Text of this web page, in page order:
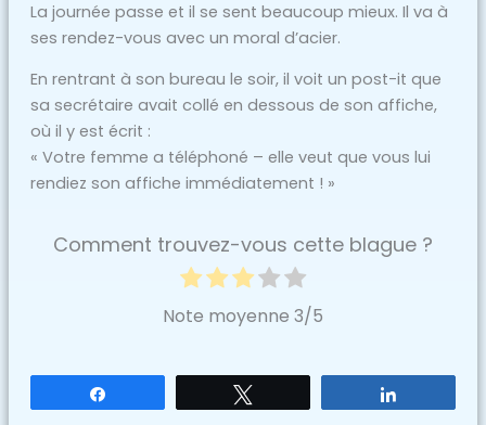
La journée passe et il se sent beaucoup mieux. Il va à
ses rendez-vous avec un moral d’acier.
En rentrant à son bureau le soir, il voit un post-it que
sa secrétaire avait collé en dessous de son affiche,
où il y est écrit :
« Votre femme a téléphoné – elle veut que vous lui
rendiez son affiche immédiatement ! »
Comment trouvez-vous cette blague ?
Note moyenne 3/5